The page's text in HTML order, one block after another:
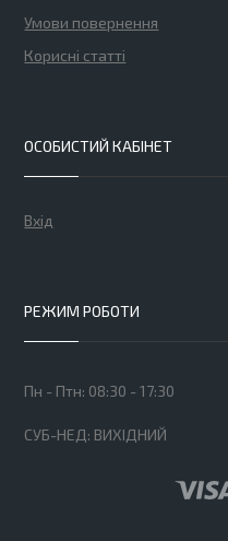
Умови повернення
Корисні статті
ОСОБИСТИЙ КАБІНЕТ
Вхід
РЕЖИМ РОБОТИ
Пн - Птн: 08:30 - 17:30
СУБ-НЕД: ВИХІДНИЙ